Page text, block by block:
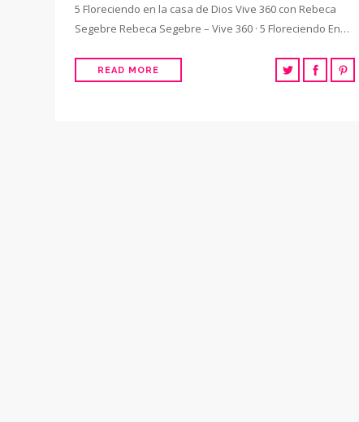
5 Floreciendo en la casa de Dios Vive 360 con Rebeca
Segebre Rebeca Segebre – Vive 360 · 5 Floreciendo En…
READ MORE